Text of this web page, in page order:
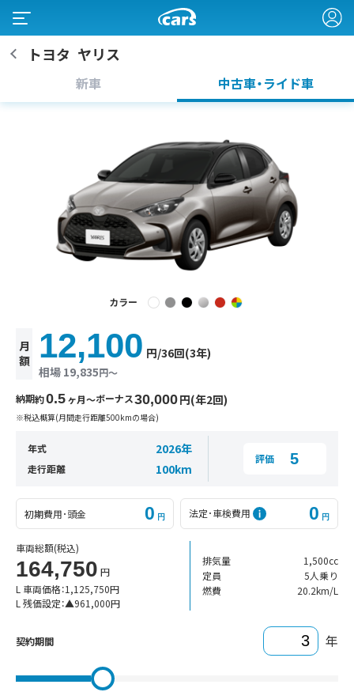
トヨタ ヤリス
新車 中古車・ライド車
カラー
月
額
相場 19,835円〜
12,100 円/36回(3年)
納期約0.5ヶ月〜ボーナス30,000円(年2回)
※税込概算(月間走行距離500kmの場合)
年式 2026年
走行距離 100km
評価 5
初期費用･頭金 0 円 法定･車検費用 0 円
車両総額(税込)
164,750 円
L 車両価格：1,125,750円
L 残価設定：▲961,000円
排気量
1,500cc
定員
5人乗り
燃費
20.2km/L
契約期間 年